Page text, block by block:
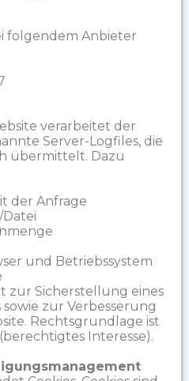
folgendem Anbieter
verarbeitet der
Server-Logfiles, die
übermittelt. Dazu
der Anfrage
und Betriebssystem
zur Sicherstellung eines
zur Verbesserung
Rechtsgrundlage ist
(berechtigtes Interesse).